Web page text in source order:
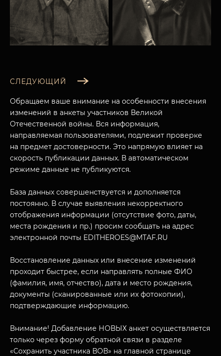
МУЗЕЙНЫЙ КОМПЛЕКС
ПОСЕТИТЕЛЯМ
НАЗАД
СЛЕДУЮЩИЙ
Обращаем ваше внимание на особенности внесения
изменений в анкеты участников Великой
Отечественной войны. Вся информация,
направляемая пользователями, подлежит проверке
на предмет достоверности. Это напрямую влияет на
скорость публикации данных. В автоматическом
режиме данные не публикуются.
База данных совершенствуется и дополняется
постоянно. В случае выявления некорректного
отображения информации (отсутствие фото, даты,
места рождения и пр.) просим сообщать на адрес
электронной почты EDITHEROES@MTAF.RU
Восстановление данных или внесение изменений
проходит быстрее, если направлять полные ФИО
(фамилия, имя, отчество), дата и место рождения,
документы (сканированные или их фотокопии),
подтверждающие информацию.
Внимание! Добавление НОВЫХ анкет осуществляется
только через форму обратной связи в разделе
«Сохранить участника ВОВ» на главной странице